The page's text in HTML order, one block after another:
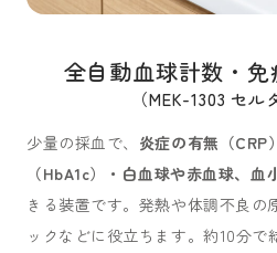
全自動血球計数・
（MEK-1303 セル
少量の採血で、 炎症の有無（CRP
（HbA1c）・白血球や赤血球、血
きる装置です。発熱や体調不良の
ックなどに役立ちます。約10分で